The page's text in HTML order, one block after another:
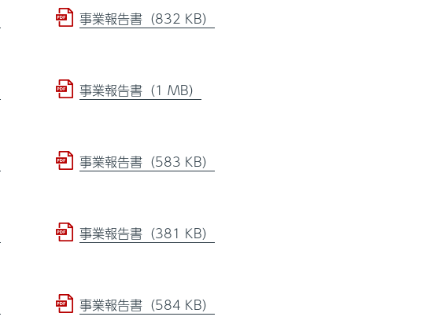
事業報告書（832 KB）
事業報告書（1 MB）
事業報告書（583 KB）
事業報告書（381 KB）
事業報告書（584 KB）